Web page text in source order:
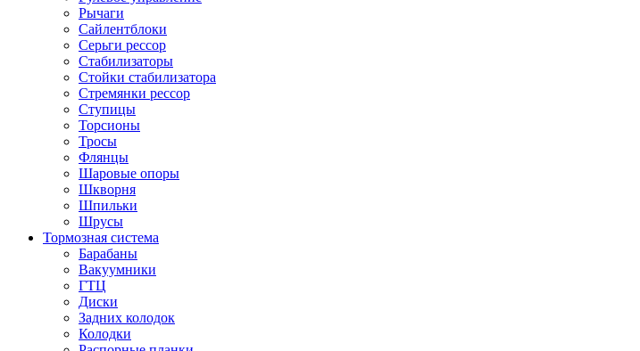
Рычаги
Сайлентблоки
Серьги рессор
Стабилизаторы
Стойки стабилизатора
Стремянки рессор
Ступицы
Торсионы
Тросы
Флянцы
Шаровые опоры
Шкворня
Шпильки
Шрусы
Тормозная система
Барабаны
Вакуумники
ГТЦ
Диски
Задних колодок
Колодки